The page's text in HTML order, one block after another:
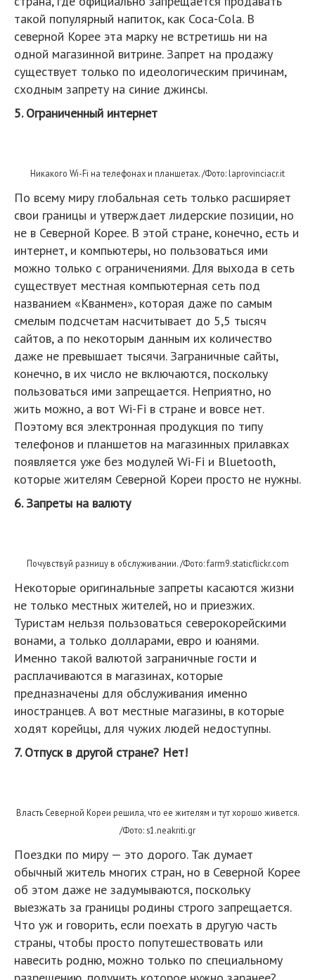
такой популярный напиток, как Coca-Cola. В
северной Корее эта марку не встретишь ни на
одной магазинной витрине. Запрет на продажу
существует только по идеологическим причинам,
сходным запрету на синие джинсы.
5. Ограниченный интернет
Никакого Wi-Fi на телефонах и планшетах. /Фото: laprovinciacr.it
По всему миру глобальная сеть только расширяет
свои границы и утверждает лидерские позиции, но
не в Северной Корее. В этой стране, конечно, есть и
интернет, и компьютеры, но пользоваться ими
можно только с ограничениями. Для выхода в сеть
существует местная компьютерная сеть под
названием «Кванмен», которая даже по самым
смелым подсчетам насчитывает до 5,5 тысяч
сайтов, а по некоторым данным их количество
даже не превышает тысячи. Заграничные сайты,
конечно, в их число не включаются, поскольку
пользоваться ими запрещается. Неприятно, но
жить можно, а вот Wi-Fi в стране и вовсе нет.
Поэтому вся электронная продукция по типу
телефонов и планшетов на магазинных прилавках
появляется уже без модулей Wi-Fi и Bluetooth,
которые жителям Северной Кореи просто не нужны.
6. Запреты на валюту
Почувствуй разницу в обслуживании. /Фото: farm9.staticflickr.com
Некоторые оригинальные запреты касаются жизни
не только местных жителей, но и приезжих.
Туристам нельзя пользоваться северокорейскими
вонами, а только долларами, евро и юанями.
Именно такой валютой заграничные гости и
расплачиваются в магазинах, которые
предназначены для обслуживания именно
иностранцев. А вот местные магазины, в которые
ходят корейцы, для чужих людей недоступны.
7. Отпуск в другой стране? Нет!
Власть Северной Кореи решила, что ее жителям и тут хорошо живется.
/Фото: s1.neakriti.gr
Поездки по миру — это дорого. Так думает
обычный житель многих стран, но в Северной Корее
об этом даже не задумываются, поскольку
выезжать за границы родины строго запрещается.
Что уж и говорить, если поехать в другую часть
страны, чтобы просто попутешествовать или
навесить родню, можно только по специальному